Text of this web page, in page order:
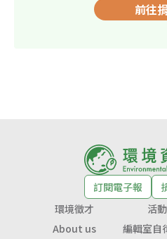
前往
訂閱電子報
環境徵才
活動
About us
編輯室自